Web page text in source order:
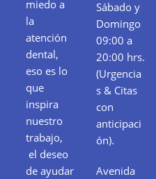
miedo a
la
atención
dental,
eso es lo
que
inspira
nuestro
trabajo,
el deseo
de ayudar
Sábado y
Domingo
09:00 a
20:00 hrs.
(Urgencia
s & Citas
con
anticipaci
ón).
Avenida